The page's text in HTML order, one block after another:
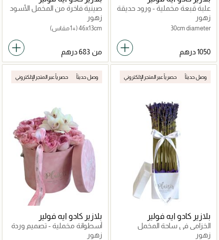
علبة قبعة مخملية - ورود حديقة
مرنة
زهور
30cm diameter
صينية فاخرة من المخمل الأسود
مزينة بالورود الحمراء
زهور
46x13cm (+1 مقاس)
من
وصل حديثاً حصرياً عبر المتجر الإلكتروني
بلازير كادو ايه فولير
الخزامى في ساحة المخمل
زهور
وصل حديثاً حصرياً عبر المتجر الإلكتروني
بلازير كادو ايه فولير
أسطوانة مخملية - تصميم وردة
مسطحة
زهور